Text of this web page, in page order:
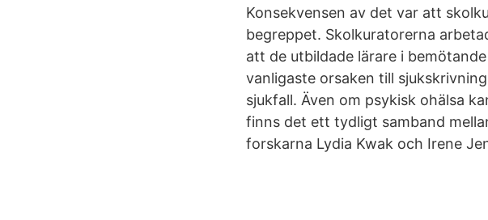
Konsekvensen av det var att
begreppet. Skolkuratorerna
att de utbildade lärare i
vanligaste orsaken till
sjukfall. Även om psykisk ohälsa
finns det ett tydligt samband
forskarna Lydia Kwak och Irene